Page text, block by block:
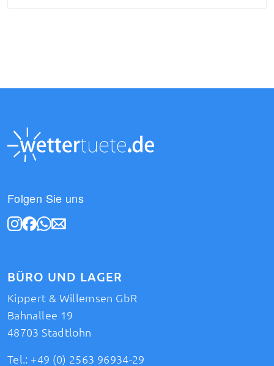
Folgen Sie uns
BÜRO UND LAGER
Kippert & Willemsen GbR
Bahnallee 19
48703 Stadtlohn
Tel.: +49 (0) 2563 96934-29